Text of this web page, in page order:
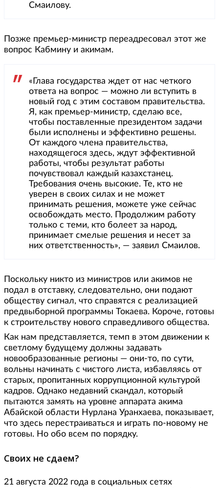
Смаилову.
Позже премьер-министр переадресовал этот же
вопрос Кабмину и акимам.
«Глава государства ждет от нас четкого
ответа на вопрос — можно ли вступить в
новый год с этим составом правительства.
Я, как премьер-министр, сделаю все,
чтобы поставленные президентом задачи
были исполнены и эффективно решены.
От каждого члена правительства,
находящегося здесь, ждут эффективной
работы, чтобы результат работы
почувствовал каждый казахстанец.
Требования очень высокие. Те, кто не
уверен в своих силах и не может
принимать решения, можете уже сейчас
освобождать место. Продолжим работу
только с теми, кто болеет за народ,
принимает смелые решения и несет за
них ответственность», — заявил Смаилов.
Поскольку никто из министров или акимов не
подал в отставку, следовательно, они подают
обществу сигнал, что справятся с реализацией
предвыборной программы Токаева. Короче, готовы
к строительству нового справедливого общества.
Как нам представляется, темп в этом движении к
светлому будущему должны задавать
новообразованные регионы — они-то, по сути,
вольны начинать с чистого листа, избавляясь от
старых, пропитанных коррупционной культурой
кадров. Однако недавний скандал, который
пытаются замять на уровне аппарата акима
Абайской области Нурлана Уранхаева, показывает,
что здесь перестраиваться и играть по-новому не
готовы. Но обо всем по порядку.
Своих не сдаем?
21 августа 2022 года в социальных сетях